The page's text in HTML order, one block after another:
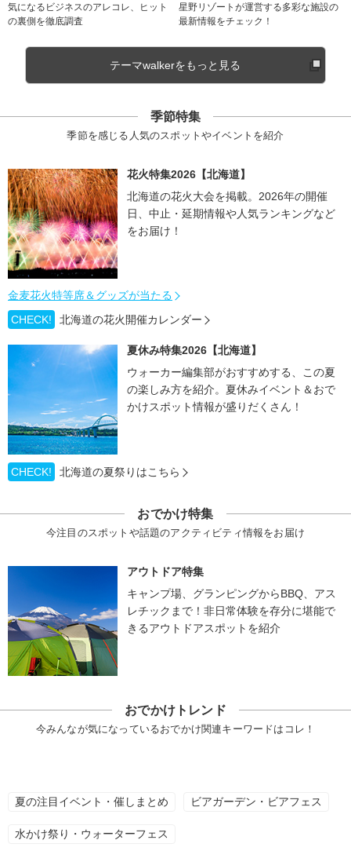
気になるビジネスのアレコレ、ヒット
の裏側を徹底調査
星野リゾートが運営する多彩な施設の
最新情報をチェック！
テーマwalkerをもっと見る
季節特集
季節を感じる人気のスポットやイベントを紹介
花火特集2026【北海道】
北海道の花火大会を掲載。2026年の開催
日、中止・延期情報や人気ランキングなど
をお届け！
金麦花火特等席＆グッズが当たる
CHECK!
北海道の花火開催カレンダー
夏休み特集2026【北海道】
ウォーカー編集部がおすすめする、この夏
の楽しみ方を紹介。夏休みイベント＆おで
かけスポット情報が盛りだくさん！
CHECK! 北海道の夏祭りはこちら
おでかけ特集
今注目のスポットや話題のアクティビティ情報をお届け
アウトドア特集
キャンプ場、グランピングからBBQ、アス
レチックまで！非日常体験を存分に堪能で
きるアウトドアスポットを紹介
おでかけトレンド
今みんなが気になっているおでかけ関連キーワードはコレ！
夏の注目イベント・催しまとめ ビアガーデン・ビアフェス
水かけ祭り・ウォーターフェス